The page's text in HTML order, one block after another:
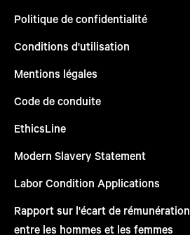
Politique de confidentialité
Conditions d'utilisation
Mentions légales
Code de conduite
EthicsLine
Modern Slavery Statement
Labor Condition Applications
Rapport sur l'écart de rémunération
entre les hommes et les femmes